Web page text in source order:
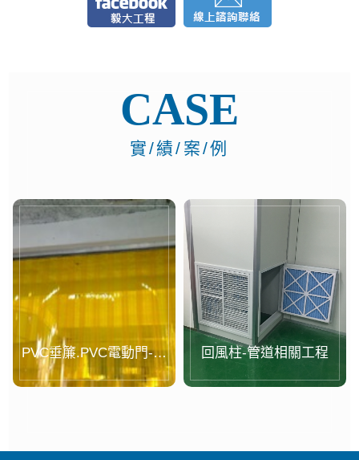
CASE
實/績/案/例
PVC垂簾.PVC電動門-案
例...
回風柱-管道相關工程